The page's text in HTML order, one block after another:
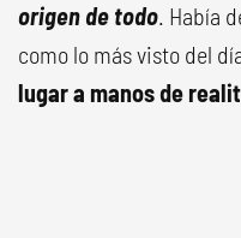
origen de todo. Había
como lo más visto del
lugar a manos de